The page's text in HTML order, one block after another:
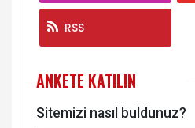
RSS
ANKETE KATILIN
Sitemizi nasıl buldunuz?